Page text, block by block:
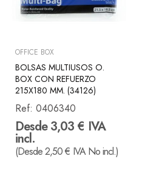
OFFICE BOX
BOLSAS MULTIUSOS O.
BOX CON REFUERZO
215X180 MM. (34126)
Ref: 0406340
Desde 3,03 € IVA
incl.
(Desde 2,50 € IVA No incl.)